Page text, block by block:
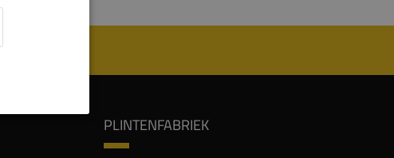
PLINTENFABRIEK